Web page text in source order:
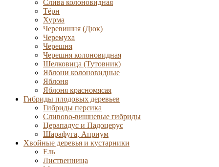
Слива колоновидная
Тёрн
Хурма
Черевишня (Дюк)
Черемуха
Черешня
Черешня колоновидная
Шелковица (Тутовник)
Яблони колоновидные
Яблоня
Яблоня красномясая
Гибриды плодовых деревьев
Гибриды персика
Сливово-вишневые гибриды
Церападус и Падоцерус
Шарафуга, Априум
Хвойные деревья и кустарники
Ель
Лиственница